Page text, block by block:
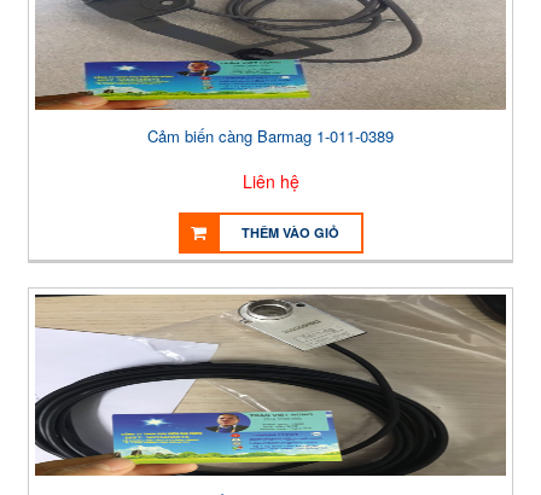
Cảm biến càng Barmag 1-011-0389
Liên hệ
THÊM VÀO GIỎ